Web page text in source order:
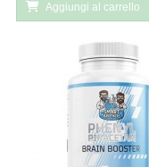
Aggiungi al carrello